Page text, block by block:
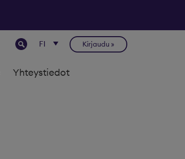
Kirjaudu
Yhteystiedot